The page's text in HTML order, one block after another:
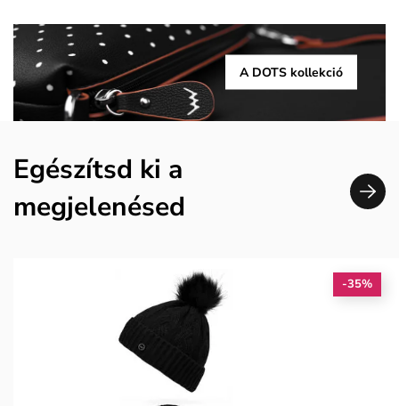
A DOTS kollekció
Egészítsd ki a
megjelenésed
-35%